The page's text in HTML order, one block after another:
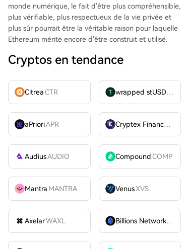
monde numérique, le fait d'être plus compréhensible,
plus vérifiable, plus respectueux de la vie privée et
plus sûr pourrait être la véritable raison pour laquelle
Ethereum mérite encore d'être construit et utilisé.
Cryptos en tendance
CitreaCTR wrapped stUSDT
aPrioriAPR Cryptex FinanceCTX
AudiusAUDIO CompoundCOMP
Mantra MANTRA VenusXVS
AxelarWAXL Billions Network
BILL